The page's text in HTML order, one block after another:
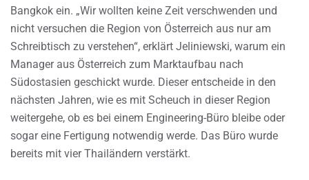
Bangkok ein. „Wir wollten keine Zeit verschwenden und
nicht versuchen die Region von Österreich aus nur am
Schreibtisch zu verstehen“, erklärt Jeliniewski, warum ein
Manager aus Österreich zum Marktaufbau nach
Südostasien geschickt wurde. Dieser entscheide in den
nächsten Jahren, wie es mit Scheuch in dieser Region
weitergehe, ob es bei einem Engineering-Büro bleibe oder
sogar eine Fertigung notwendig werde. Das Büro wurde
bereits mit vier Thailändern verstärkt.